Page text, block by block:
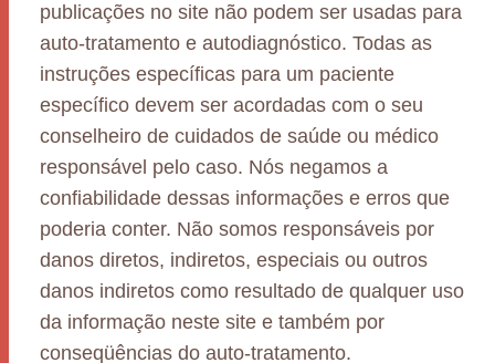
publicações no site não podem ser usadas para
auto-tratamento e autodiagnóstico. Todas as
instruções específicas para um paciente
específico devem ser acordadas com o seu
conselheiro de cuidados de saúde ou médico
responsável pelo caso. Nós negamos a
confiabilidade dessas informações e erros que
poderia conter. Não somos responsáveis por
danos diretos, indiretos, especiais ou outros
danos indiretos como resultado de qualquer uso
da informação neste site e também por
conseqüências do auto-tratamento.